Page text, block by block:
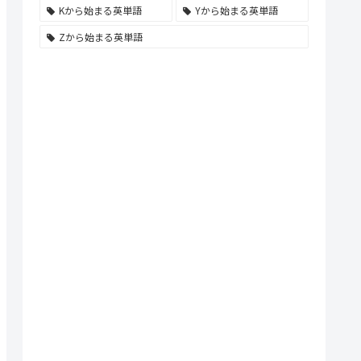
Kから始まる英単語
Yから始まる英単語
Zから始まる英単語